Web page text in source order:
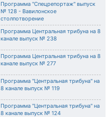
Программа "Спецрепортаж" выпуск
№ 128 - Вавилонское
столпотворение
Программа Центральная трибуна на 8
канале выпуск № 238
Программа Центральная трибуна на 8
канале выпуск № 277
Программа "Центральная трибуна" на
8 канале выпуск № 119
Программа "Центральная трибуна" на
8 канале выпуск № 124